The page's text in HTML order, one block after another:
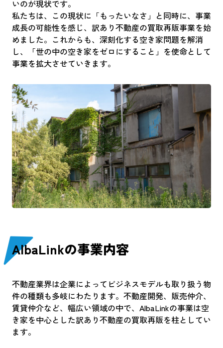
いのが現状です。
私たちは、この現状に「もったいなさ」と同時に、事業
成長の可能性を感じ、訳あり不動産の買取再販事業を始
めました。これからも、深刻化する空き家問題を解消
し、「世の中の空き家をゼロにすること」を使命として
事業を拡大させていきます。
AlbaLinkの事業内容
不動産業界は企業によってビジネスモデルも取り扱う物
件の種類も多岐にわたります。不動産開発、販売仲介、
賃貸仲介など、幅広い領域の中で、AlbaLinkの事業は空
き家を中心とした訳あり不動産の買取再販を柱としてい
ます。